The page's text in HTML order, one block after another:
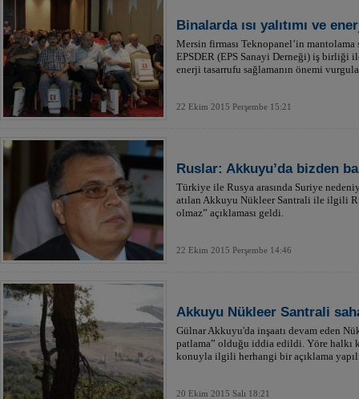
Binalarda ısı yalıtımı ve
Mersin firması Teknopanel’in mantolama
EPSDER (EPS Sanayi Derneği) iş birliği
enerji tasarrufu sağlamanın önemi
22 Ekim 2015 Perşembe 15:21
Ruslar: Akkuyu’da bizden
Türkiye ile Rusya arasında Suriye
atılan Akkuyu Nükleer Santrali ile ilgili
olmaz” açıklaması geldi.
22 Ekim 2015 Perşembe 14:46
Akkuyu Nükleer Santrali
Gülnar Akkuyu'da inşaatı devam eden
patlama” olduğu iddia edildi. Yöre halkı
konuyla ilgili herhangi bir açıklama
20 Ekim 2015 Salı 18:21